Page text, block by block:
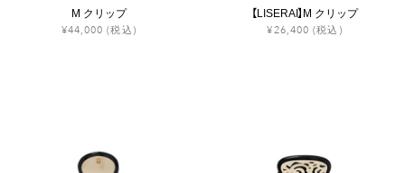
M クリップ
¥44,000 (税込)
【LISERAI】M クリップ
¥26,400 (税込)